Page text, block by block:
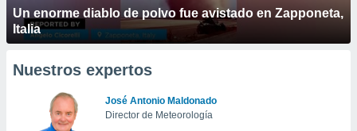
Un enorme diablo de polvo fue avistado en Zapponeta,
Italia
Nuestros expertos
José Antonio Maldonado
Director de Meteorología